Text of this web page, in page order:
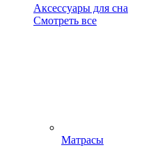
Аксессуары для сна
Смотреть все
Матрасы